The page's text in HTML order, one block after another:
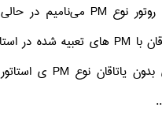
روتور نوع PM می‌نامیم در
با PM های تعبیه شده در
یاتاقان نوع PM ی